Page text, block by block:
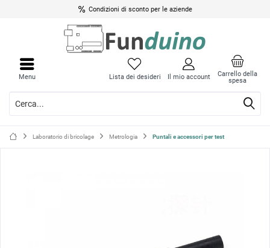
Condizioni di sconto per le aziende
Carrello della
spesa
Lista dei desideri Il mio account
Menu
Laboratorio di bricolage Metrologia Puntali e accessori per test
menu
menu